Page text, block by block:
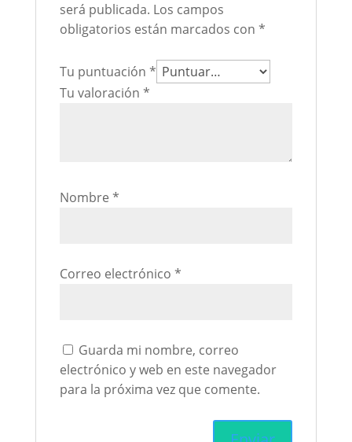
será publicada. Los campos
obligatorios están marcados con *
Tu puntuación *
Tu valoración *
Nombre *
Correo electrónico *
Guarda mi nombre, correo
electrónico y web en este navegador
para la próxima vez que comente.